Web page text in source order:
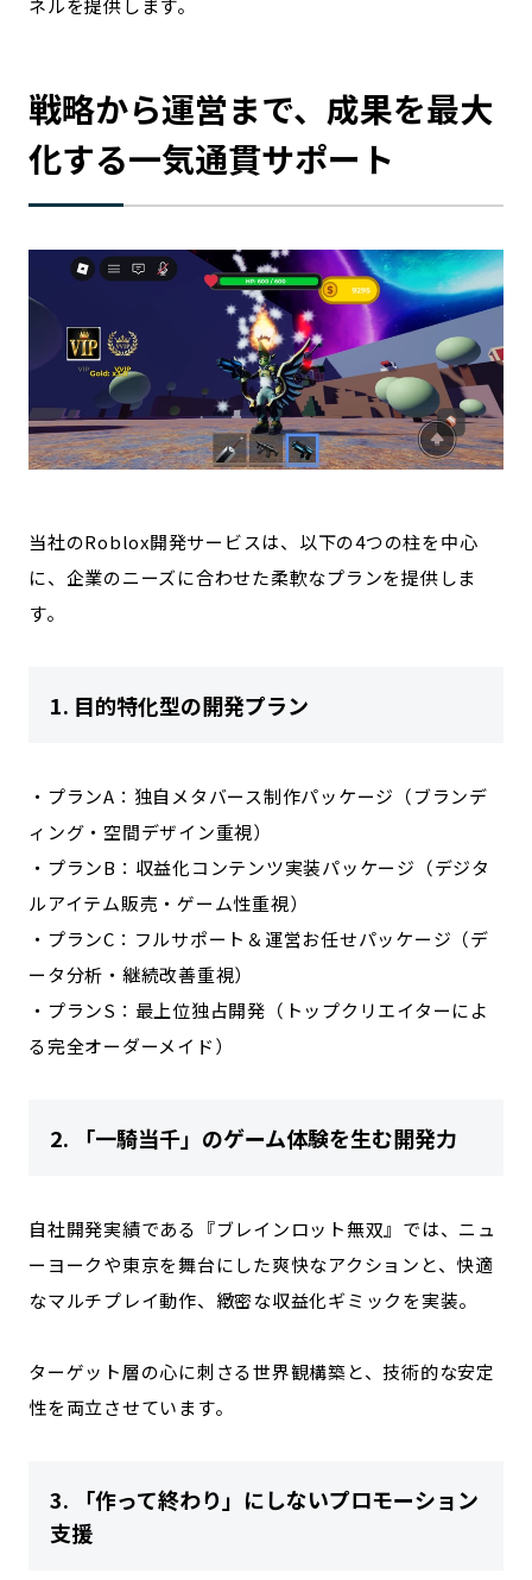
ネルを提供します。
戦略から運営まで、成果を最大
化する一気通貫サポート
当社のRoblox開発サービスは、以下の4つの柱を中心
に、企業のニーズに合わせた柔軟なプランを提供しま
す。
1. 目的特化型の開発プラン
・プランA：独自メタバース制作パッケージ（ブランデ
ィング・空間デザイン重視）
・プランB：収益化コンテンツ実装パッケージ（デジタ
ルアイテム販売・ゲーム性重視）
・プランC：フルサポート＆運営お任せパッケージ（デ
ータ分析・継続改善重視）
・プランS：最上位独占開発（トップクリエイターによ
る完全オーダーメイド）
2. 「一騎当千」のゲーム体験を生む開発力
自社開発実績である『ブレインロット無双』では、ニュ
ーヨークや東京を舞台にした爽快なアクションと、快適
なマルチプレイ動作、緻密な収益化ギミックを実装。
ターゲット層の心に刺さる世界観構築と、技術的な安定
性を両立させています。
3. 「作って終わり」にしないプロモーション
支援